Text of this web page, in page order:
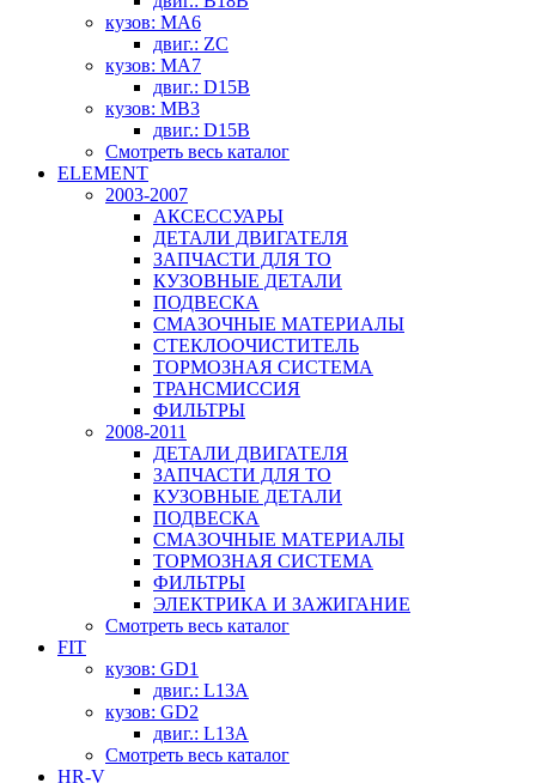
кузов: MA6
двиг.: ZC
кузов: MA7
двиг.: D15B
кузов: MB3
двиг.: D15B
Смотреть весь каталог
ELEMENT
2003-2007
АКСЕССУАРЫ
ДЕТАЛИ ДВИГАТЕЛЯ
ЗАПЧАСТИ ДЛЯ ТО
КУЗОВНЫЕ ДЕТАЛИ
ПОДВЕСКА
СМАЗОЧНЫЕ МАТЕРИАЛЫ
СТЕКЛООЧИСТИТЕЛЬ
ТОРМОЗНАЯ СИСТЕМА
ТРАНСМИССИЯ
ФИЛЬТРЫ
2008-2011
ДЕТАЛИ ДВИГАТЕЛЯ
ЗАПЧАСТИ ДЛЯ ТО
КУЗОВНЫЕ ДЕТАЛИ
ПОДВЕСКА
СМАЗОЧНЫЕ МАТЕРИАЛЫ
ТОРМОЗНАЯ СИСТЕМА
ФИЛЬТРЫ
ЭЛЕКТРИКА И ЗАЖИГАНИЕ
Смотреть весь каталог
FIT
кузов: GD1
двиг.: L13A
кузов: GD2
двиг.: L13A
Смотреть весь каталог
HR-V